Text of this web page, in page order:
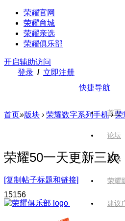
荣耀官网
荣耀商城
荣耀亲选
荣耀俱乐部
开启辅助访问
登录 / 立即注册
快捷导航
首页
论坛
版块
荣耀
建议
首页»版块 › 荣耀数字系列手机 › 荣
荣耀50一天更新三次
[复制帖子标题和链接]
15156